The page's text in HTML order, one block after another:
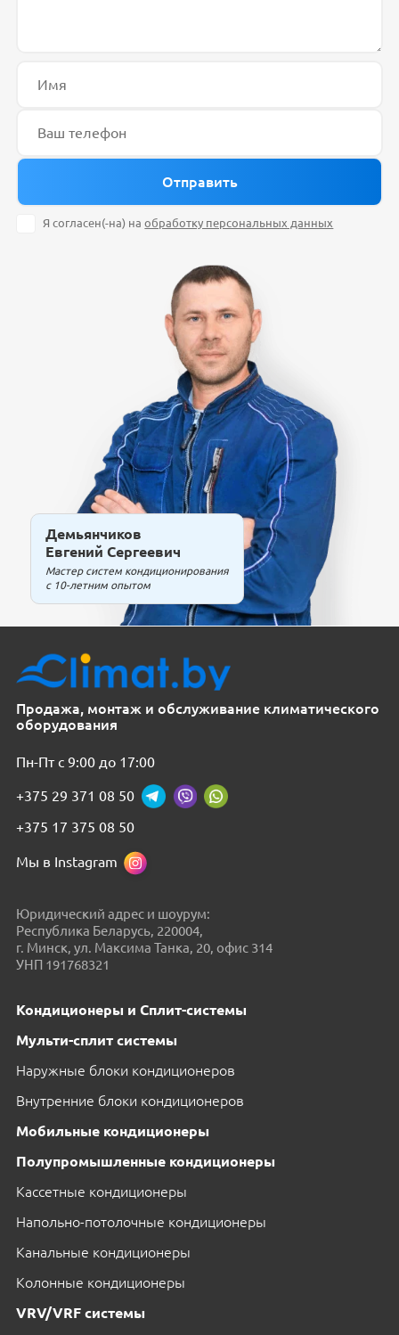
Я согласен(-на) наобработку персональных данных
Демьянчиков
Евгений Сергеевич
Мастер систем кондиционирования
с 10-летним опытом
Продажа, монтаж и обслуживание климатического
оборудования
Пн-Пт с 9:00 до 17:00
+375 29 371 08 50
+375 17 375 08 50
Мы в Instagram
Юридический адрес и шоурум:
Республика Беларусь, 220004,
г. Минск, ул. Максима Танка, 20, офис 314
УНП 191768321
Кондиционеры и Сплит-системы
Мульти-сплит системы
Наружные блоки кондиционеров
Внутренние блоки кондиционеров
Мобильные кондиционеры
Полупромышленные кондиционеры
Кассетные кондиционеры
Напольно-потолочные кондиционеры
Канальные кондиционеры
Колонные кондиционеры
VRV/VRF системы